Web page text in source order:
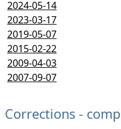
2024-05-14
2023-03-17
2019-05-07
2015-02-22
2009-04-03
2007-09-07
Corrections -